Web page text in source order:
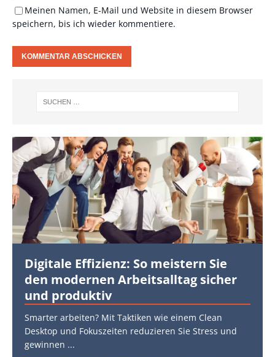
Meinen Namen, E-Mail und Website in diesem Browser
speichern, bis ich wieder kommentiere.
Digitale Effizienz: So meistern Sie
den modernen Arbeitsalltag sicher
und produktiv
Smarter arbeiten? Mit Taktiken wie einem Clean
Desktop und Fokuszeiten reduzieren Sie Stress und
gewinnen ...